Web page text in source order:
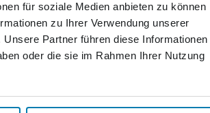
für soziale Medien anbieten zu können
zu Ihrer Verwendung unserer
Partner führen diese Informationen
oder die sie im Rahmen Ihrer Nutzung
Wenn Sie Fragen zum Angebot der
Nordkurier Logistik oder der Nordkurier
Mediengruppen haben und sich einfach
lassen wollen, schreiben Sie uns gern eine
>Kontakt